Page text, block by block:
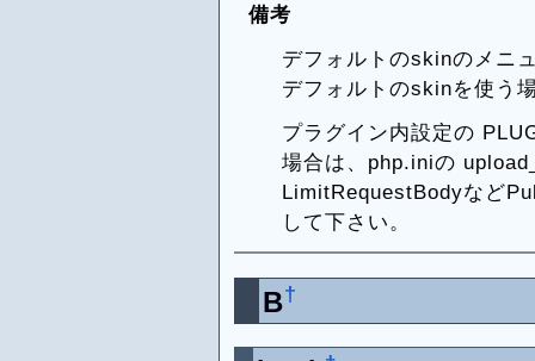
備考
デフォルトのskinのメニ
デフォルトのskinを使う
プラグイン内設定の
場合は、php.iniの
LimitRequestBodyなど
して下さい。
B†